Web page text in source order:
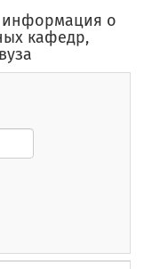
информация о
кафедр,